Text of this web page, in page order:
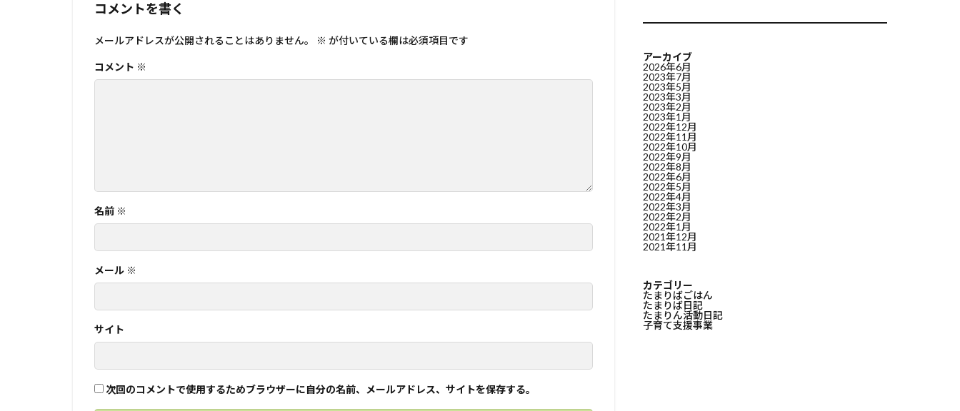
コメントを書く
メールアドレスが公開されることはありません。 ※ が付いている欄は必須項目です
コメント ※
名前 ※
メール ※
サイト
次回のコメントで使用するためブラウザーに自分の名前、メールアドレス、サイトを保存する。
アーカイブ
2026年6月
2023年7月
2023年5月
2023年3月
2023年2月
2023年1月
2022年12月
2022年11月
2022年10月
2022年9月
2022年8月
2022年6月
2022年5月
2022年4月
2022年3月
2022年2月
2022年1月
2021年12月
2021年11月
カテゴリー
たまりばごはん
たまりば日記
たまりん活動日記
子育て支援事業